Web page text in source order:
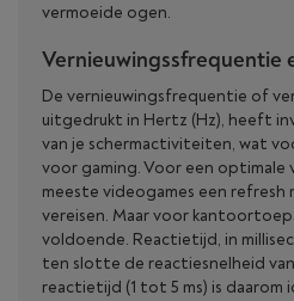
vermoeide ogen.
Vernieuwingssfrequentie
De vernieuwingsfrequentie of
uitgedrukt in Hertz (Hz), heeft
van je schermactiviteiten, wat
voor gaming. Voor een optimale
meeste videogames een refresh
vereisen. Maar voor
voldoende. Reactietijd, in
ten slotte de reactiesnelheid
reactietijd (1 tot 5 ms) is daarom